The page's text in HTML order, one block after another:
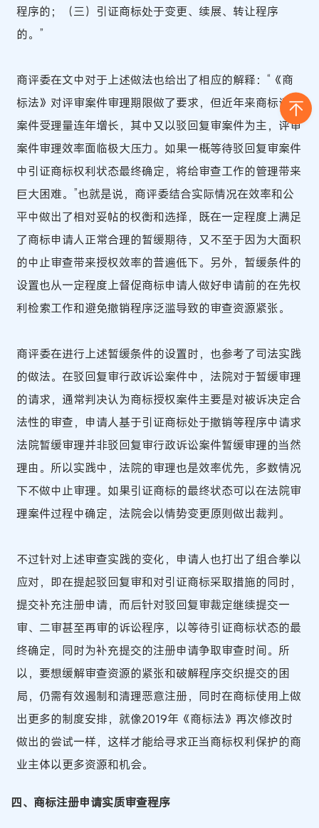
程序的；（三）引证商标处于变更、续展、转让程序
的。”
商评委在文中对于上述做法也给出了相应的解释：“《商
标法》对评审案件审理期限做了要求，但近年来商标评审
案件受理量连年增长，其中又以驳回复审案件为主，评审
案件审理效率面临极大压力。如果一概等待驳回复审案件
中引证商标权利状态最终确定，将给审查工作的管理带来
巨大困难。”也就是说，商评委结合实际情况在效率和公
平中做出了相对妥帖的权衡和选择，既在一定程度上满足
了商标申请人正常合理的暂缓期待，又不至于因为大面积
的中止审查带来授权效率的普遍低下。另外，暂缓条件的
设置也从一定程度上督促商标申请人做好申请前的在先权
利检索工作和避免撤销程序泛滥导致的审查资源紧张。
商评委在进行上述暂缓条件的设置时，也参考了司法实践
的做法。在驳回复审行政诉讼案件中，法院对于暂缓审理
的请求，通常判决认为商标授权案件主要是对被诉决定合
法性的审查，申请人基于引证商标处于撤销等程序中请求
法院暂缓审理并非驳回复审行政诉讼案件暂缓审理的当然
理由。所以实践中，法院的审理也是效率优先，多数情况
下不做中止审理。如果引证商标的最终状态可以在法院审
理案件过程中确定，法院会以情势变更原则做出裁判。
不过针对上述审查实践的变化，申请人也打出了组合拳以
应对，即在提起驳回复审和对引证商标采取措施的同时，
提交补充注册申请，而后针对驳回复审裁定继续提交一
审、二审甚至再审的诉讼程序，以等待引证商标状态的最
终确定，同时为补充提交的注册申请争取审查时间。所
以，要想缓解审查资源的紧张和破解程序交织提交的困
局，仍需有效遏制和清理恶意注册，同时在商标使用上做
出更多的制度安排，就像2019年《商标法》再次修改时
做出的尝试一样，这样才能给寻求正当商标权利保护的商
业主体以更多资源和机会。
四、商标注册申请实质审查程序